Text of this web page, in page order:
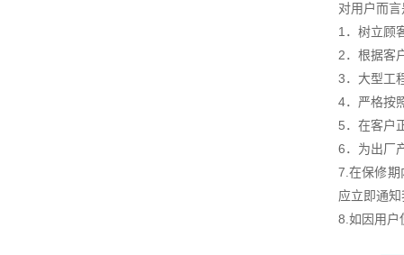
对用户而
1．树立顾
2．根据客
3．大型工
4．严格按
5．在客户
6．为出厂
7.在保修期
应立即通
8.如因用户